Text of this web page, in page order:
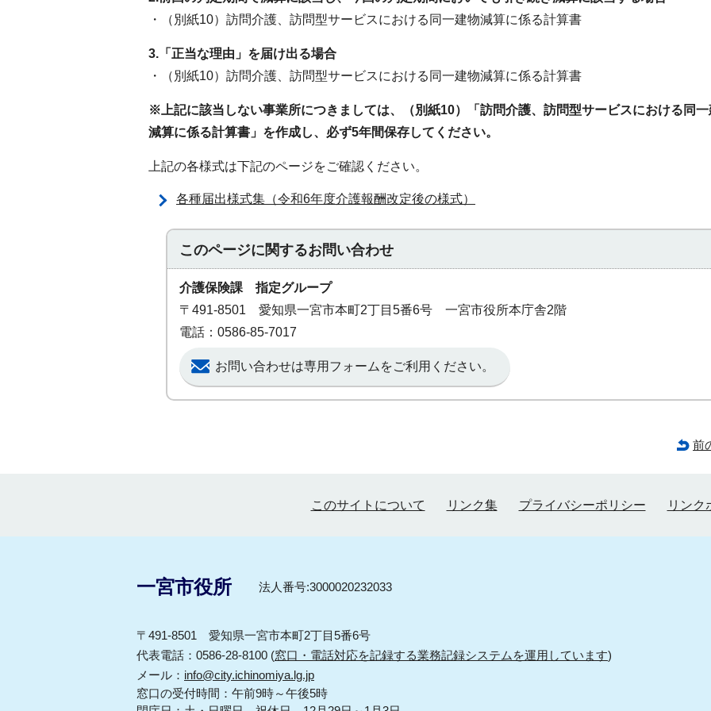
・（別紙10）訪問介護、訪問型サービスにおける同一建物減算に係る計算書
3.「正当な理由」を届け出る場合
・（別紙10）訪問介護、訪問型サービスにおける同一建物減算に係る計算書
※上記に該当しない事業所につきましては、（別紙10）「訪問介護、訪問型サービスにおける同一
減算に係る計算書」を作成し、必ず5年間保存してください。
上記の各様式は下記のページをご確認ください。
各種届出様式集（令和6年度介護報酬改定後の様式）
このページに関するお問い合わせ
介護保険課 指定グループ
〒491-8501 愛知県一宮市本町2丁目5番6号 一宮市役所本庁舎2階
電話：0586-85-7017
お問い合わせは専用フォームをご利用ください。
前
このサイトについて リンク集 プライバシーポリシー リンク
一宮市役所 法人番号:3000020232033
〒491-8501 愛知県一宮市本町2丁目5番6号
代表電話：0586-28-8100 (窓口・電話対応を記録する業務記録システムを運用しています)
メール： info@city.ichinomiya.lg.jp
窓口の受付時間：午前9時～午後5時